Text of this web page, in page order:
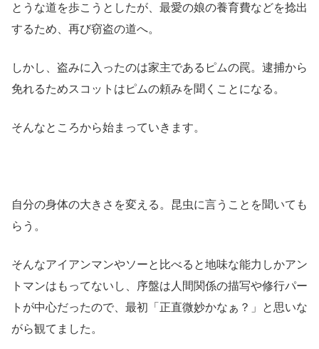
とうな道を歩こうとしたが、最愛の娘の養育費などを捻出
するため、再び窃盗の道へ。
しかし、盗みに入ったのは家主であるピムの罠。逮捕から
免れるためスコットはピムの頼みを聞くことになる。
そんなところから始まっていきます。
自分の身体の大きさを変える。昆虫に言うことを聞いても
らう。
そんなアイアンマンやソーと比べると地味な能力しかアン
トマンはもってないし、序盤は人間関係の描写や修行パー
トが中心だったので、最初「正直微妙かなぁ？」と思いな
がら観てました。